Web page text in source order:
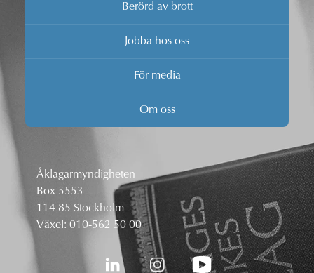
Berörd av brott
Jobba hos oss
För media
Om oss
Åklagarmyndigheten
Box 5553
114 85 Stockholm
Växel: 010-562 50 00